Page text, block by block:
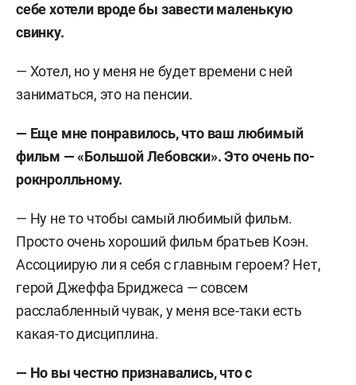
себе хотели вроде бы завести маленькую
свинку.
— Хотел, но у меня не будет времени с ней
заниматься, это на пенсии.
— Еще мне понравилось, что ваш любимый
фильм — «Большой Лебовски». Это очень по-
рокнролльному.
— Ну не то чтобы самый любимый фильм.
Просто очень хороший фильм братьев Коэн.
Ассоциирую ли я себя с главным героем? Нет,
герой Джеффа Бриджеса — совсем
расслабленный чувак, у меня все-таки есть
какая-то дисциплина.
— Но вы честно признавались, что с